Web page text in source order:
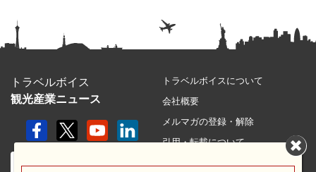
トラベルボイス
観光産業ニュース
トラベルボイスについて
会社概要
メルマガの登録・解除
引用・転載について